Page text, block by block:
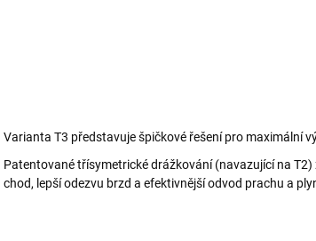
Varianta T3 představuje špičkové řešení pro maximální
Patentované třísymetrické drážkování (navazující na
chod, lepší odezvu brzd a efektivnější odvod prachu a